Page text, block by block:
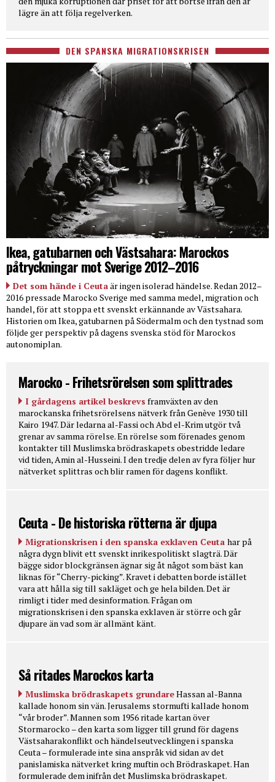
lägre än att följa regelverken.
DEN SPANSKA MIGRATIONSKRISEN
Ikea, gatubarnen och Västsahara: Marockos
påtryckningar mot Sverige 2012–2016
Det som hände i Ceutaär ingen isolerad händelse. Redan 2012–
2016 pressade Marocko Sverige med samma medel, migration och
handel, för att stoppa ett svenskt erkännande av Västsahara.
Historien om Ikea, gatubarnen på Södermalm och den tystnad som
följde ger perspektiv på dagens svenska stöd för Marockos
autonomiplan.
Marocko - Frihetsrörelsen som splittrades
I gårdagens artikel beskrevs framväxten av den
marockanska frihetsrörelsens nätverk från Genève 1930 till
Kairo 1947. Där ledarna al-Fassi och Abd el-Krim utgör två
grenar av samma rörelse. En rörelse som förenades genom
kontakter till Muslimska brödraskapets obestridde ledare
vid tiden, Amin al-Husseini. I den tredje delen av fyra följer hur
nätverket splittras och blir ramen för dagens konflikt.
Ceuta - De historiska rötterna är djupa
Migrationskrisen i den spanska exklaven Ceuta har på
några dygn blivit ett svenskt inrikespolitiskt slagträ. Där
bägge sidor blockgränsen ägnar sig åt något som bäst kan
liknas för “Cherry-picking”. Kravet i debatten borde istället
vara att hålla sig till sakläget och ge hela bilden. Det är
rimligt i tider med desinformation. Frågan om
migrationskrisen i den spanska exklaven är större och går
djupare än vad som är allmänt känt.
Så ritades Marockos karta
Muslimska brödraskapets grundareHassan al-Banna
kallade honom sin vän. Jerusalems stormufti kallade honom
“vår broder”. Mannen som 1956 ritade kartan över
Stormarocko – den karta som ligger till grund för dagens
Västsaharakonflikt och händelseutvecklingen i spanska
Ceuta – formulerade inte sina anspråk vid sidan av det
panislamiska nätverket kring muftin och Brödraskapet. Han
formulerade dem inifrån det Muslimska brödraskapet.